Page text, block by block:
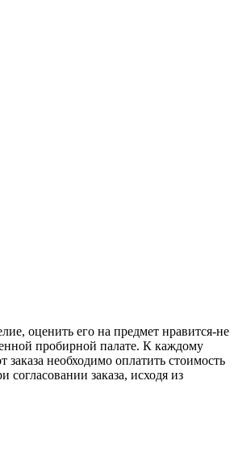
оценить его на предмет нравится-не
пробирной палате. К каждому
необходимо оплатить стоимость
заказа, исходя из